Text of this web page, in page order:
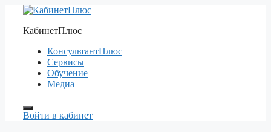
Перейти
содержимому
КабинетПлюс
КонсультантПлюс
Сервисы
Обучение
Медиа
Войти в кабинет